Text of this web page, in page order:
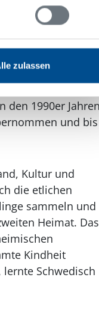
zulassen
den 1990er Jahren
und bis
Kultur und
die etlichen
sammeln und
Heimat. Das
Kindheit
Schwedisch